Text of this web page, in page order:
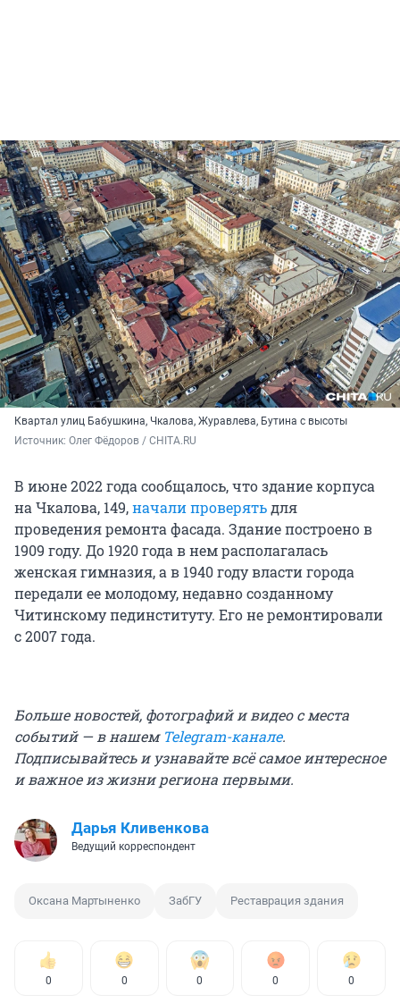
Квартал улиц Бабушкина, Чкалова, Журавлева, Бутина с высоты
Источник: Олег Фёдоров / CHITA.RU
В июне 2022 года сообщалось, что здание корпуса
на Чкалова, 149,начали проверятьдля
проведения ремонта фасада. Здание построено в
1909 году. До 1920 года в нем располагалась
женская гимназия, а в 1940 году власти города
передали ее молодому, недавно созданному
Читинскому пединституту. Его не ремонтировали
с 2007 года.
Больше новостей, фотографий и видео с места
событий — в нашем Telegram-канале.
Подписывайтесь и узнавайте всё самое интересное
и важное из жизни региона первыми.
Дарья Кливенкова
Ведущий корреспондент
Оксана Мартыненко ЗабГУ Реставрация здания
0 0 0 0 0